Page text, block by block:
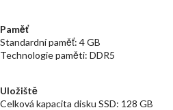
Paměť
Standardní paměť: 4 GB
Technologie paměti: DDR5
Uložiště
Celková kapacita disku SSD: 128 GB